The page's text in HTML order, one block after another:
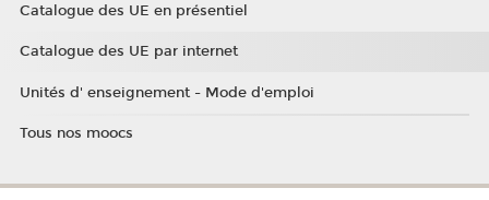
Catalogue des UE en présentiel
Catalogue des UE par internet
Unités d' enseignement - Mode d'emploi
Tous nos moocs